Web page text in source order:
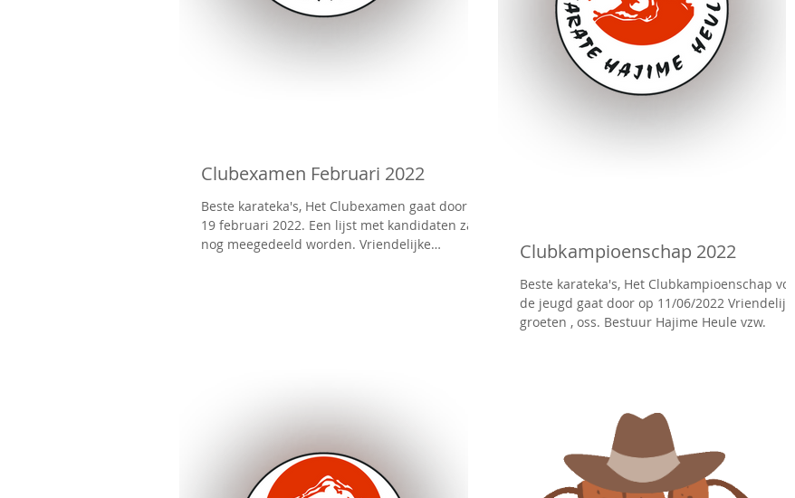
Clubexamen Februari 2022
Beste karateka's, Het Clubexamen gaat door op
19 februari 2022. Een lijst met kandidaten zal
nog meegedeeld worden. Vriendelijke
Clubkampioenschap 2022
Beste karateka's, Het Clubkampioenschap voor
de jeugd gaat door op 11/06/2022 Vriendelijke
groeten , oss. Bestuur Hajime Heule vzw.